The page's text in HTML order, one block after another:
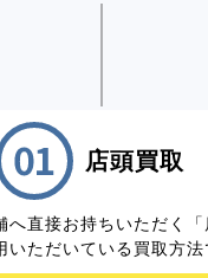
店頭買取
へ直接お持ちいただく「
いただいている買取方法